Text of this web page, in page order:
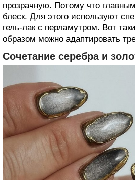
прозрачную. Потому что
блеск. Для этого используют
гель-лак с перламутром. Вот
образом можно адаптировать
Сочетание серебра и